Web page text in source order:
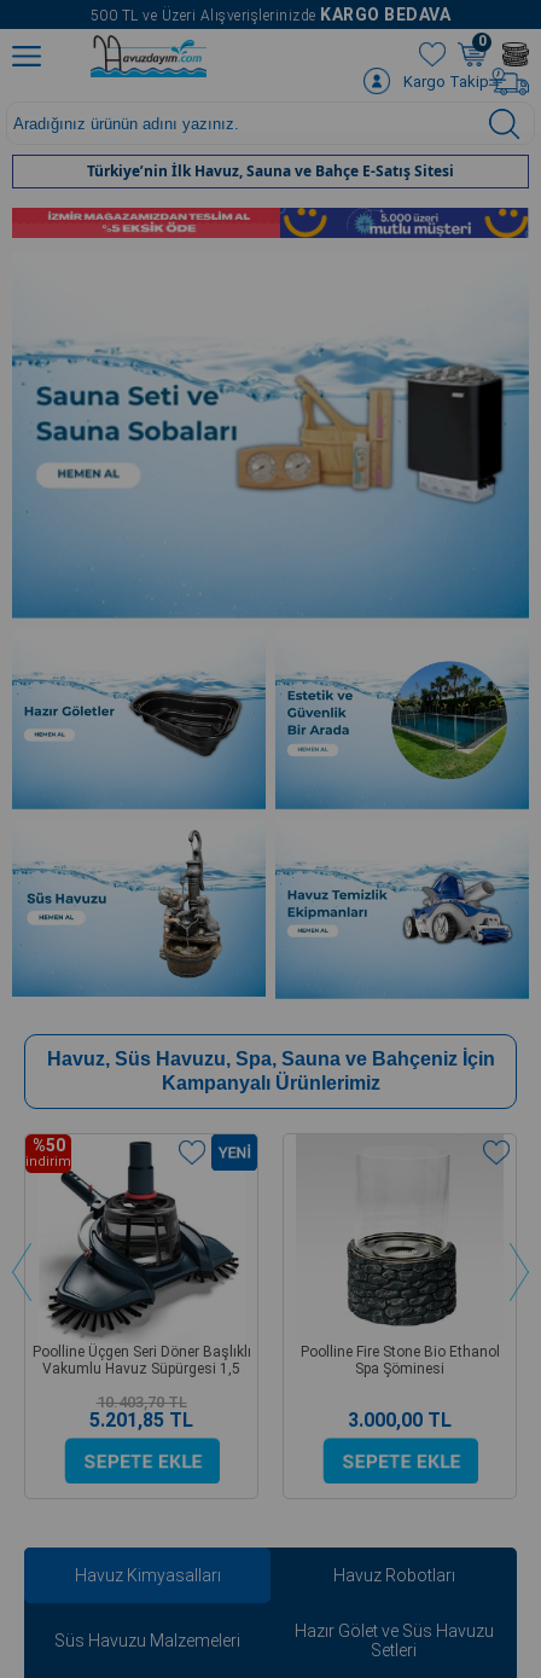
500 TL ve Üzeri Alışverişlerinizde KARGO BEDAVA
0
Kargo Takip
Türkiye’nin İlk Havuz, Sauna ve Bahçe E-Satış Sitesi
Havuz, Süs Havuzu, Spa, Sauna ve Bahçeniz İçin
Kampanyalı Ürünlerimiz
%50
indirim
Poolline Üçgen Seri Döner Başlıklı
Vakumlu Havuz Süpürgesi 1,5
10.403,70 TL
5.201,85 TL
Poolline Fire Stone Bio Ethanol
Spa Şöminesi
3.000,00 TL
Havuz Kimyasalları Havuz Robotları
Süs Havuzu Malzemeleri
Hazır Gölet ve Süs Havuzu
Setleri